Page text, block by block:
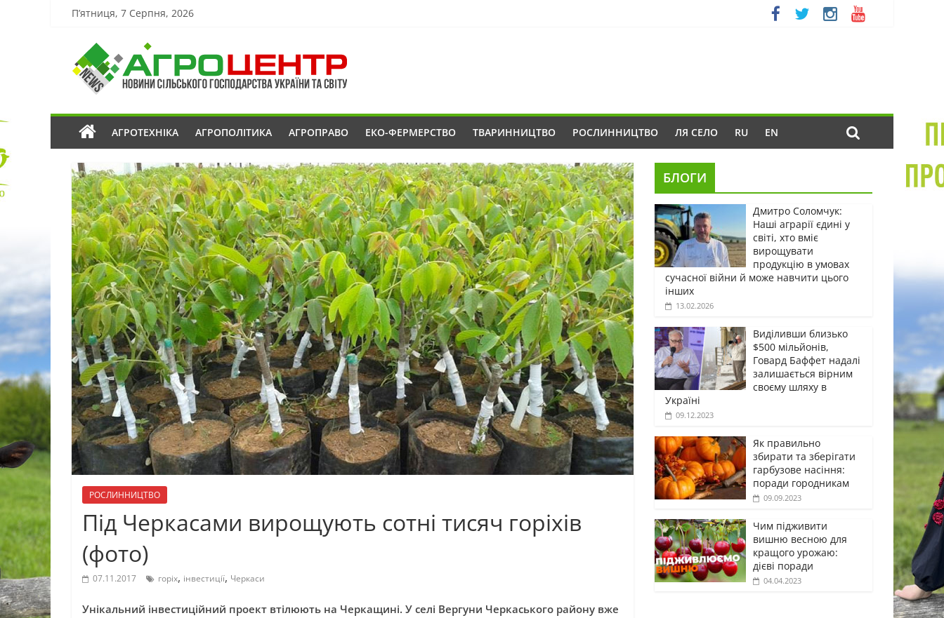
П’ятниця, 7 Серпня, 2026
АГРОТЕХНІКА АГРОПОЛІТИКА АГРОПРАВО ЕКО-ФЕРМЕРСТВО ТВАРИННИЦТВО РОСЛИННИЦТВО ЛЯ СЕЛО RU EN
РОСЛИННИЦТВО
Під Черкасами вирощують сотні тисяч горіхів
(фото)
07.11.2017 горіх, інвестиції, Черкаси
Унікальний інвестиційний проект втілюють на Черкащині. У селі Вергуни Черкаського району вже
БЛОГИ
Дмитро Соломчук:
Наші аграрії єдині у
світі, хто вміє
вирощувати
продукцію в умовах
сучасної війни й може навчити цього
інших
13.02.2026
Виділивши близько
$500 мільйонів,
Говард Баффет надалі
залишається вірним
своєму шляху в
Україні
09.12.2023
Як правильно
збирати та зберігати
гарбузове насіння:
поради городникам
09.09.2023
Чим підживити
вишню весною для
кращого урожаю:
дієві поради
04.04.2023